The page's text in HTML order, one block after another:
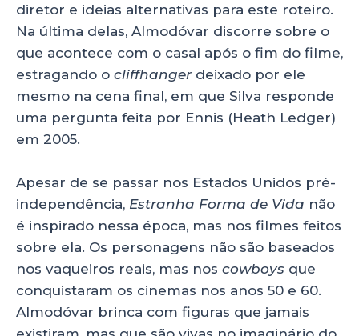
diretor e ideias alternativas para este roteiro.
Na última delas, Almodóvar discorre sobre o
que acontece com o casal após o fim do filme,
estragando o cliffhangerdeixado por ele
mesmo na cena final, em que Silva responde
uma pergunta feita por Ennis (Heath Ledger)
em 2005.
Apesar de se passar nos Estados Unidos pré-
independência, Estranha Forma de Vida não
é inspirado nessa época, mas nos filmes feitos
sobre ela. Os personagens não são baseados
nos vaqueiros reais, mas nos cowboys que
conquistaram os cinemas nos anos 50 e 60.
Almodóvar brinca com figuras que jamais